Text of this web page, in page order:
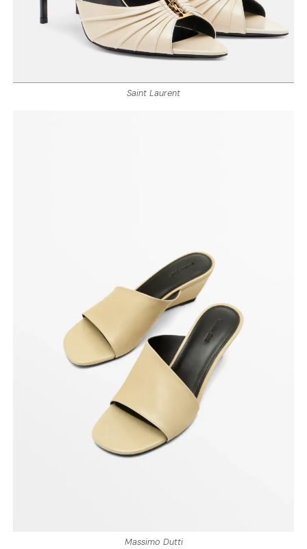
Saint Laurent
Massimo Dutti